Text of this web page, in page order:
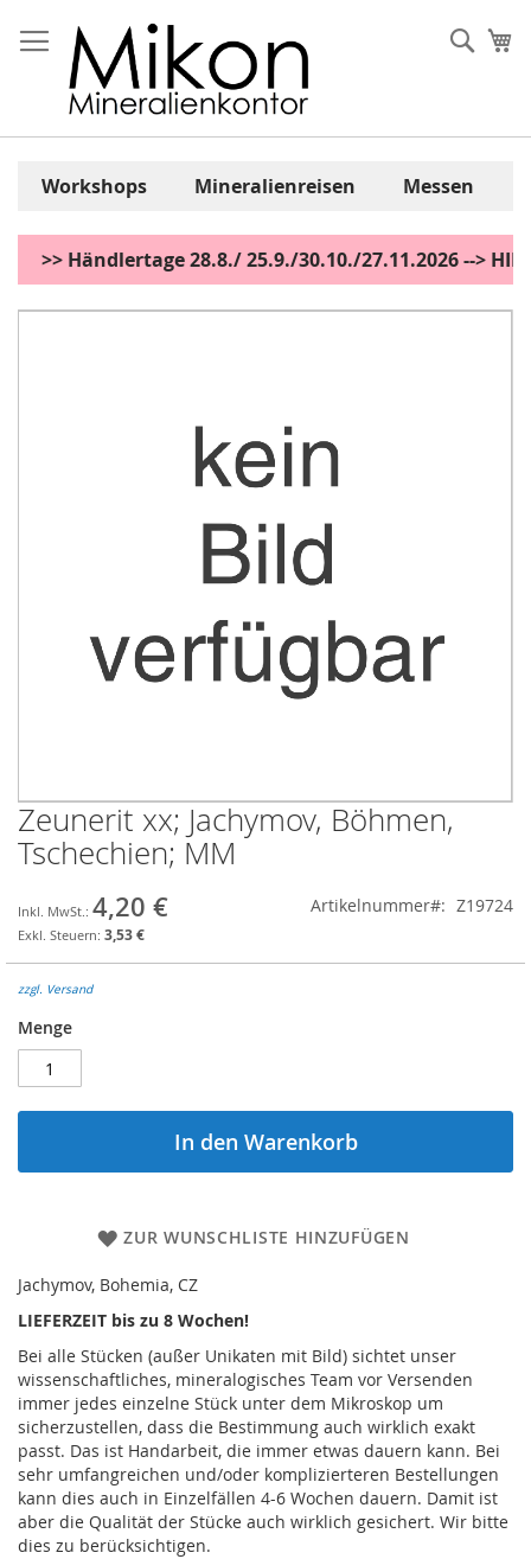
Inhalt
springen
Workshops Mineralienreisen Messen
>> Händlertage 28.8./ 25.9./30.10./27.11.2026 -->
Zum
Zum
Anfang
der
springen
Zeunerit xx; Jachymov, Böhmen,
Tschechien; MM
4,20 €
3,53 €
Artikelnummer Z19724
zzgl. Versand
Menge
In den Warenkorb
ZUR WUNSCHLISTE HINZUFÜGEN
Jachymov, Bohemia, CZ
LIEFERZEIT bis zu 8 Wochen!
Bei alle Stücken (außer Unikaten mit Bild) sichtet unser
wissenschaftliches, mineralogisches Team vor Versenden
immer jedes einzelne Stück unter dem Mikroskop um
sicherzustellen, dass die Bestimmung auch wirklich exakt
passt. Das ist Handarbeit, die immer etwas dauern kann. Bei
sehr umfangreichen und/oder komplizierteren Bestellungen
kann dies auch in Einzelfällen 4-6 Wochen dauern. Damit ist
aber die Qualität der Stücke auch wirklich gesichert. Wir bitte
dies zu berücksichtigen.